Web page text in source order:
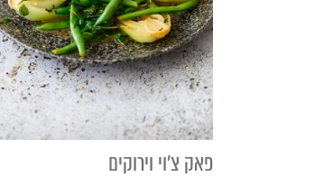
פאק צ'וי וירוקים